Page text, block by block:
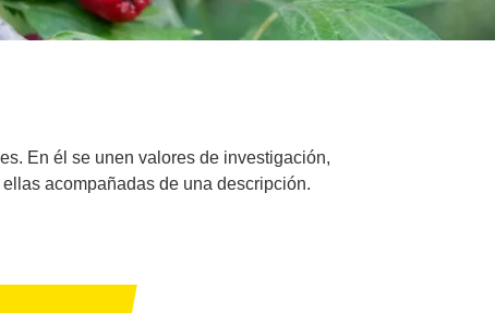
En él se unen valores de investigación,
acompañadas de una descripción.